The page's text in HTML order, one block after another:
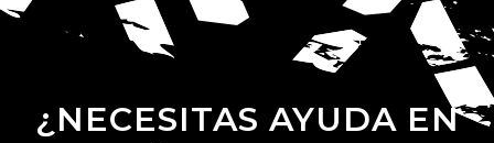
¿NECESITAS AYUDA EN